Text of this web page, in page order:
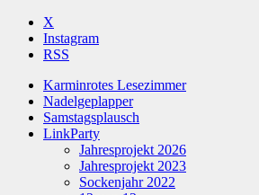
X
Instagram
RSS
Karminrotes Lesezimmer
Nadelgeplapper
Samstagsplausch
LinkParty
Jahresprojekt 2026
Jahresprojekt 2023
Sockenjahr 2022